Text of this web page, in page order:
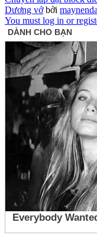
Dương vớ bởi
You must log in or